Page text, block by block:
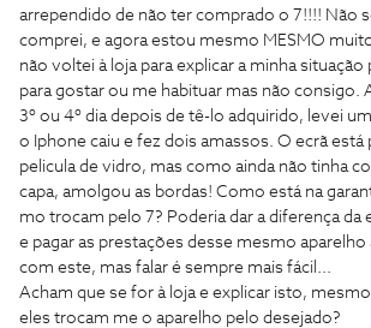
arrependido de não ter comprado o 7!!!! Não
comprei, e agora estou mesmo MESMO
não voltei à loja para explicar a minha
para gostar ou me habituar mas não consigo.
3º ou 4º dia depois de tê-lo adquirido, levei
o Iphone caiu e fez dois amassos. O ecrã
pelicula de vidro, mas como ainda não tinha
capa, amolgou as bordas! Como está na
mo trocam pelo 7? Poderia dar a diferença da
e pagar as prestações desse mesmo
com este, mas falar é sempre mais fácil...
Acham que se for à loja e explicar isto,
eles trocam me o aparelho pelo desejado?